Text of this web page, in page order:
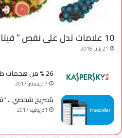
10 علامات تدل على نقص ” فيتامين د ” في الجسم
21 يناير، 2018
26 % من هجمات طلب الفدية تستهدف الشركات
7 ديسمبر، 2017
بتصريح شخصي ..
31 يوليو، 2017